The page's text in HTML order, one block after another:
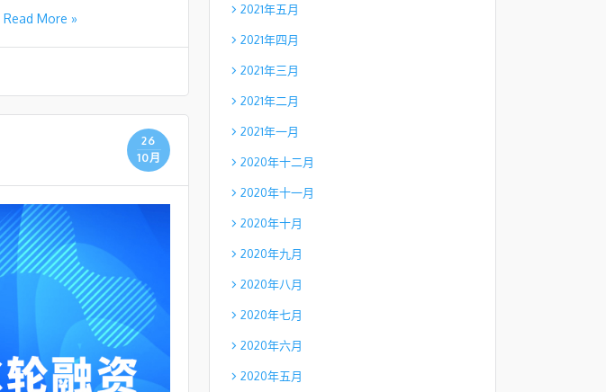
Read More »
26
10月
2021年五月
2021年四月
2021年三月
2021年二月
2021年一月
2020年十二月
2020年十一月
2020年十月
2020年九月
2020年八月
2020年七月
2020年六月
2020年五月